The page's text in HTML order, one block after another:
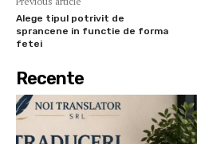
Alege tipul potrivit de
sprancene in functie de forma
fetei
Recente